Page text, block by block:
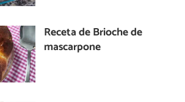
Receta de Brioche de
mascarpone